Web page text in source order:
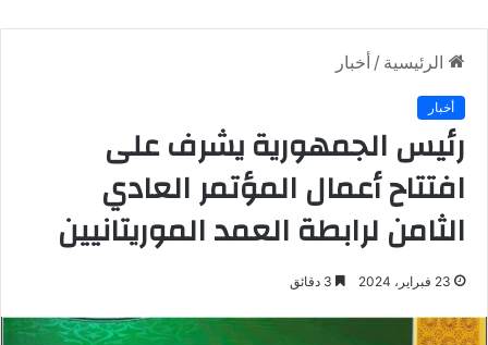
الرئيسية / أخبار
أخبار
رئيس الجمهورية يشرف على
افتتاح أعمال المؤتمر العادي
الثامن لرابطة العمد الموريتانيين
23 فبراير، 2024